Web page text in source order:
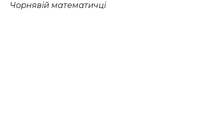
Чорнявій математичці